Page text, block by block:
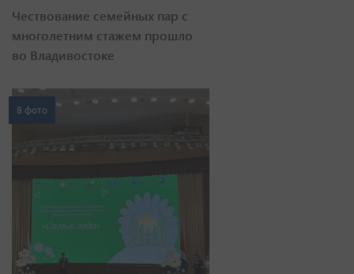
Чествование семейных пар с
многолетним стажем прошло
во Владивостоке
8 фото